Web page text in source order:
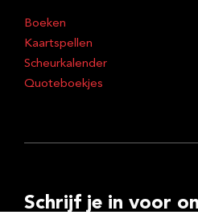
Boeken
Kaartspellen
Scheurkalender
Quoteboekjes
Schrijf je in voor